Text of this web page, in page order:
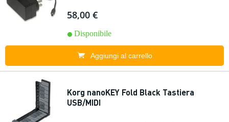
58,00 €
Disponibile
Aggiungi al carrello
Korg nanoKEY Fold Black Tastiera
USB/MIDI